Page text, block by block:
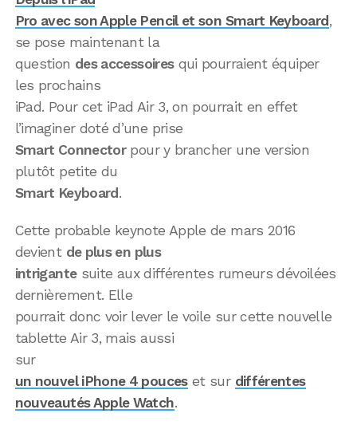
Pro avec son Apple Pencil et son Smart Keyboard ,
se pose maintenant la
question des accessoiresqui pourraient équiper
les prochains
iPad. Pour cet iPad Air 3, on pourrait en effet
l’imaginer doté d’une prise
Smart Connectorpour y brancher une version
plutôt petite du
Smart Keyboard .
Cette probable keynote Apple de mars 2016
devient de plus en plus
intrigantesuite aux différentes rumeurs dévoilées
dernièrement. Elle
pourrait donc voir lever le voile sur cette nouvelle
tablette Air 3, mais aussi
sur
un nouvel iPhone 4 pouceset sur différentes
nouveautés Apple Watch.